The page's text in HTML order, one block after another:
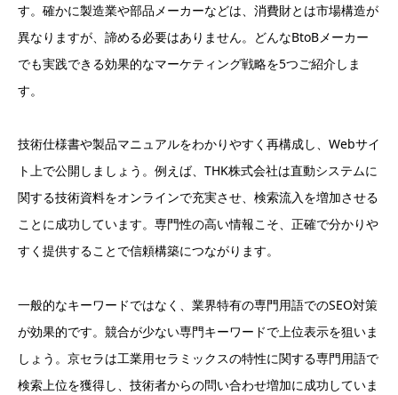
す。確かに製造業や部品メーカーなどは、消費財とは市場構造が
異なりますが、諦める必要はありません。どんなBtoBメーカー
でも実践できる効果的なマーケティング戦略を5つご紹介しま
す。
技術仕様書や製品マニュアルをわかりやすく再構成し、Webサイ
ト上で公開しましょう。例えば、THK株式会社は直動システムに
関する技術資料をオンラインで充実させ、検索流入を増加させる
ことに成功しています。専門性の高い情報こそ、正確で分かりや
すく提供することで信頼構築につながります。
一般的なキーワードではなく、業界特有の専門用語でのSEO対策
が効果的です。競合が少ない専門キーワードで上位表示を狙いま
しょう。京セラは工業用セラミックスの特性に関する専門用語で
検索上位を獲得し、技術者からの問い合わせ増加に成功していま